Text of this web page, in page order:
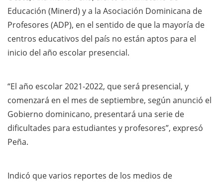
Educación (Minerd) y a la Asociación Dominicana de
Profesores (ADP), en el sentido de que la mayoría de
centros educativos del país no están aptos para el
inicio del año escolar presencial.
“El año escolar 2021-2022, que será presencial, y
comenzará en el mes de septiembre, según anunció el
Gobierno dominicano, presentará una serie de
dificultades para estudiantes y profesores”, expresó
Peña.
Indicó que varios reportes de los medios de